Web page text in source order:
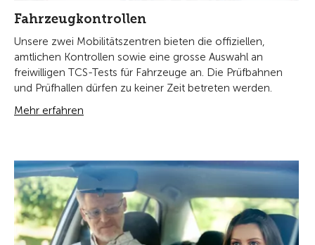
Unsere zwei Mobilitätszentren bieten die offiziellen,
amtlichen Kontrollen sowie eine grosse Auswahl an
freiwilligen TCS-Tests für Fahrzeuge an. Die Prüfbahnen
und Prüfhallen dürfen zu keiner Zeit betreten werden.
Mehr erfahren